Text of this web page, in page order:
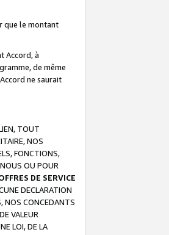
que le montant
Accord, à
de même
ne saurait
TOUT
NOS
FONCTIONS,
OU POUR
DE SERVICE
DECLARATION
NOS CONCEDANTS
VALEUR
LOI, DE LA